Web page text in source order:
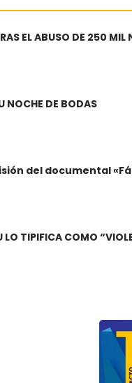
EL ABUSO DE 250 MIL
NOCHE DE BODAS
del documental
LO TIPIFICA COMO